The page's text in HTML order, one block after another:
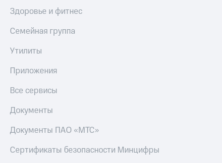
Здоровье и фитнес
Семейная группа
Утилиты
Приложения
Все сервисы
Документы
Документы ПАО «МТС»
Сертификаты безопасности Минцифры